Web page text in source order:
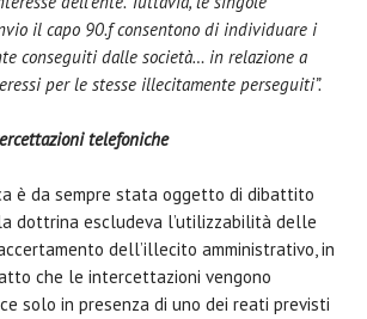
il capo 90.f consentono di individuare i
conseguiti dalle società… in relazione a
per le stesse illecitamente perseguiti”.
telefoniche
è da sempre stata oggetto di dibattito
dottrina escludeva l’utilizzabilità delle
dell’illecito amministrativo, in
che le intercettazioni vengono
solo in presenza di uno dei reati previsti